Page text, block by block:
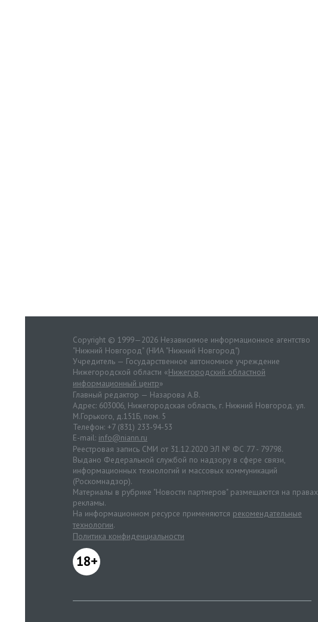
Copyright © 1999—2026 Независимое информационное агентство
"Нижний Новгород" (НИА "Нижний Новгород")
Учредитель — Государственное автономное учреждение
Нижегородской области «Нижегородский областной
информационный центр»
Главный редактор — Назарова А.В.
Адрес: 603006, Нижегородская область, г. Нижний Новгород. ул.
М.Горького, д.151Б, пом. 5
Телефон: +7 (831) 233-94-53
E-mail: info@niann.ru
Реестровая запись СМИ от 31.12.2020 ЭЛ № ФС 77 - 79798.
Выдано Федеральной службой по надзору в сфере связи,
информационных технологий и массовых коммуникаций
(Роскомнадзор).
Материалы в рубрике "Новости партнеров" размещаются на правах
рекламы.
На информационном ресурсе применяются рекомендательные
технологии.
Политика конфиденциальности
18+